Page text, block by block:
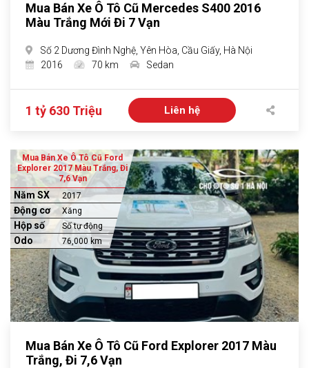
Mua Bán Xe Ô Tô Cũ Mercedes S400 2016
Màu Trắng Mới Đi 7 Vạn
Số 2 Dương Đình Nghệ, Yên Hòa, Cầu Giấy, Hà Nội
2016
70 km Sedan
1 tỷ 630 Triệu Liên hệ
Mua Bán Xe Ô Tô Cũ Ford
Explorer 2017 Màu Trắng, Đi
7,6 Vạn
Năm SX 2017
Động cơ Xăng
Hộp số Số tự động
Odo 76,000 km
Mua Bán Xe Ô Tô Cũ Ford Explorer 2017 Màu
Trắng, Đi 7,6 Vạn